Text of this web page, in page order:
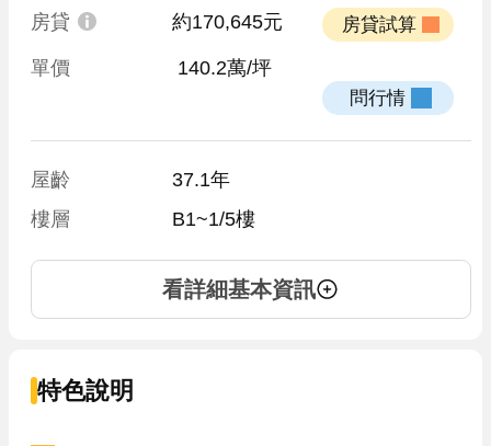
房貸 約170,645元
單價 140.2萬/坪
屋齡
37.1年
樓層
B1~1/5樓
看詳細基本資訊
特色說明